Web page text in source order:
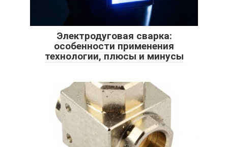
Электродуговая сварка:
особенности применения
технологии, плюсы и минусы